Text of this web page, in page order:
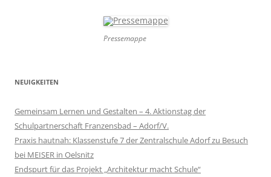
Pressemappe
NEUIGKEITEN
Gemeinsam Lernen und Gestalten – 4. Aktionstag der
Schulpartnerschaft Franzensbad – Adorf/V.
Praxis hautnah: Klassenstufe 7 der Zentralschule Adorf zu Besuch
bei MEISER in Oelsnitz
Endspurt für das Projekt „Architektur macht Schule“